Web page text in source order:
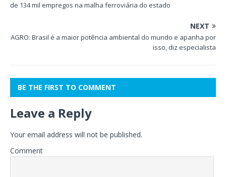
de 134 mil empregos na malha ferroviária do estado
NEXT
AGRO: Brasil é a maior potência ambiental do mundo e apanha por
isso, diz especialista
BE THE FIRST TO COMMENT
Leave a Reply
Your email address will not be published.
Comment